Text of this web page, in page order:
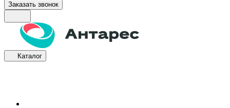
Заказать звонок
Каталог